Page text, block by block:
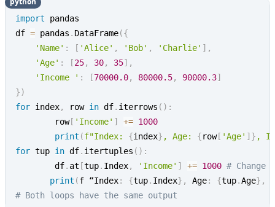
import pandas
df = pandas . DataFrame({
'Name' : [ 'Alice' , 'Bob' , 'Charlie' ] ,
'Age' : [25, 30, 35] ,
'Income ' : [70000.0, 80000.5, 90000.3]
})
for index, row in df. iterrows ( ) :
        row
[ 'Income' ] += 1000
print (f"Index: {index} , Age: {row[ 'Age' ] } ,
for tup in df. itertuples ( ) :
        df
. at [tup. Index, 'Income' ] += 1000 #
print (f “Index: {tup. Index} , Age: {tup.Age} ,
# Both loops have the same output